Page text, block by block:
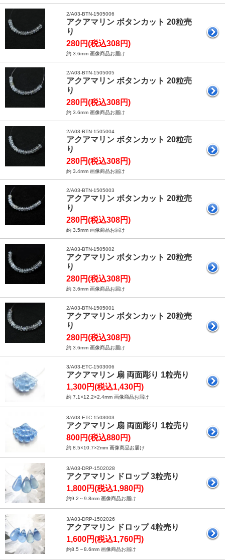
2/A03-BTN-1505006
アクアマリン ボタンカット 20粒売
り
280円(税込308円)
約 3.6mm 画像商品お届け
2/A03-BTN-1505005
アクアマリン ボタンカット 20粒売
り
280円(税込308円)
約 3.6mm 画像商品お届け
2/A03-BTN-1505004
アクアマリン ボタンカット 20粒売
り
280円(税込308円)
約 3.4mm 画像商品お届け
2/A03-BTN-1505003
アクアマリン ボタンカット 20粒売
り
280円(税込308円)
約 3.5mm 画像商品お届け
2/A03-BTN-1505002
アクアマリン ボタンカット 20粒売
り
280円(税込308円)
約 3.6mm 画像商品お届け
2/A03-BTN-1505001
アクアマリン ボタンカット 20粒売
り
280円(税込308円)
約 3.6mm 画像商品お届け
3/A03-ETC-1503006
アクアマリン 扇 両面彫り 1粒売り
1,300円(税込1,430円)
約 7.1×12.2×2.4mm 画像商品お届け
3/A03-ETC-1503003
アクアマリン 扇 両面彫り 1粒売り
800円(税込880円)
約 8.5×10.7×2mm 画像商品お届け
3/A03-DRP-1502028
アクアマリン ドロップ 3粒売り
1,800円(税込1,980円)
約9.2～9.8mm 画像商品お届け
3/A03-DRP-1502026
アクアマリン ドロップ 4粒売り
1,600円(税込1,760円)
約8.5～8.6mm 画像商品お届け